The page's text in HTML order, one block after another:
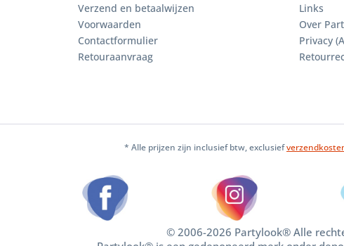
Verzend en betaalwijzen
Voorwaarden
Contactformulier
Retouraanvraag
Links
Over
Privacy
* Alle prijzen zijn inclusief btw, exclusief
© 2006-2026 Partylook® Alle